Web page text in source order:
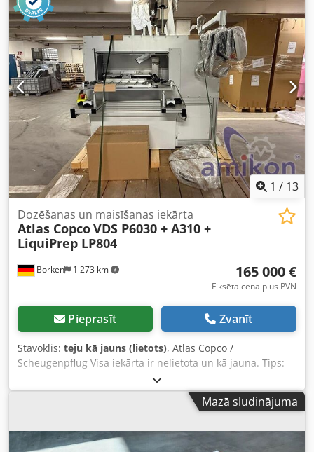
kompresors ir pilnībā darba kārtībā, gatavs darbam, ir
garantija neto cena: 59500 PLN bruto cena: 73185 PLN
ierīce ir atvesta ideālā stāvoklī Zemāk ir sniegtas saites uz
video. Dcsdpfx Adjzky Nkowok
1 / 13
Borken 1 273 km
Dozēšanas un maisīšanas iekārta
Atlas CopcoVDS P6030 + A310 +
LiquiPrep LP804
165 000 €
Fiksēta cena plus PVN
Pieprasīt Zvanīt
Stāvoklis: teju kā jauns (lietots), Atlas Copco /
Scheugenpflug Visa iekārta ir nelietota un kā jauna. Tips:
VDS P6030 Automātiska pilna procesa izpilde, sākot ar
izejvielu ievadi līdz gatavās produkcijas izvadīšanai. Divu
komponentu (piemēram, sveķu un cietinātāja) sajaukšana
noteiktās pozīcijās. Detaļu apstrāde ar 3 assu sistēmu (X, Y,
Mazā sludinājuma